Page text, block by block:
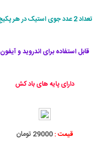
تعداد 2 عدد جوی استیک در هر پکیج
قابل استفاده برای اندروید و آیفون
دارای پایه های باد کش
قیمت :29000 تومان